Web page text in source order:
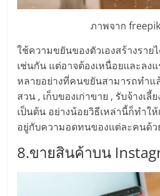
ขา
รน
ไชส์,
ศูนย์
รวม
แฟ
รน
ไชส์
พร้อม
ทำเล
สำหรับ
ภาพจาก
ใช้ความขยันของตัวเองสร้างราย
เช่นกัน แต่อาจต้องเหนื่อยและลง
หลายอย่างที่คนขยันสามารถทำแ
สวน , เก็บของเก่าขาย , รับจ้างเลี้
เป็นต้น อย่างน้อยวิธีเหล่านี้ก็ทำใ
อยู่กับความอดทนของแต่ละคนด้ว
8.ขายสินค้าบน